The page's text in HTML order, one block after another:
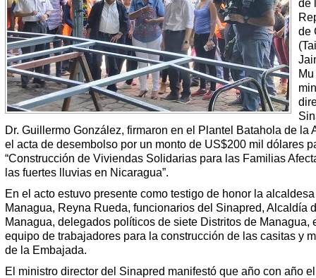
de
de
Dr. Guillermo González, firmaron en el Plantel Batahola de la
el acta de desembolso por un monto de US$200 mil dólares
“Construcción de Viviendas Solidarias para las Familias
las fuertes lluvias en Nicaragua”.
En el acto estuvo presente como testigo de honor la
Managua, Reyna Rueda, funcionarios del Sinapred, Alcaldía
Managua, delegados políticos de siete Distritos de Managua,
equipo de trabajadores para la construcción de las casitas y
de la Embajada.
El ministro director del Sinapred manifestó que año con año el